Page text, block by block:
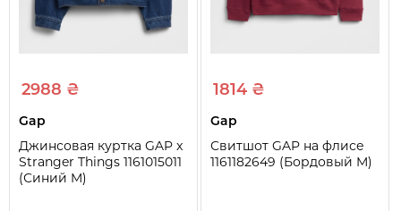
2988 ₴
Gap
Джинсовая куртка GAP x
Stranger Things 1161015011
(Синий M)
1814 ₴
Gap
Свитшот GAP на флисе
1161182649 (Бордовый M)